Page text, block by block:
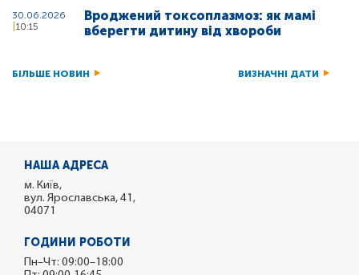
30.06.2026
10:15
Вроджений токсоплазмоз: як мамі
вберегти дитину від хвороби
БІЛЬШЕ НОВИН ВИЗНАЧНІ ДАТИ
НАША АДРЕСА
м. Київ,
вул. Ярославська, 41,
04071
ГОДИНИ РОБОТИ
Пн–Чт: 09:00–18:00